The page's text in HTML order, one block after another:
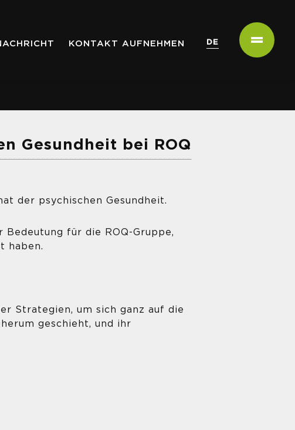
KONTAKT AUFNEHMEN DE
Gesundheit bei ROQ
der psychischen Gesundheit.
für die ROQ-Gruppe,
haben.
Strategien, um sich ganz auf die
geschieht, und ihr